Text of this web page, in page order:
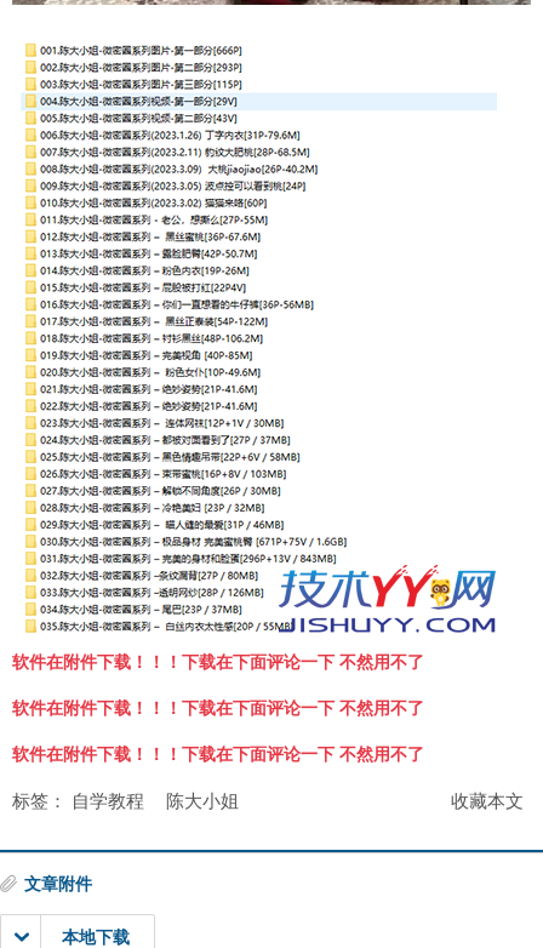
软件在附件下载！！！下载在下面评论一下 不然用不了
软件在附件下载！！！下载在下面评论一下 不然用不了
软件在附件下载！！！下载在下面评论一下 不然用不了
收藏本文
标签： 自学教程 陈大小姐
文章附件
本地下载